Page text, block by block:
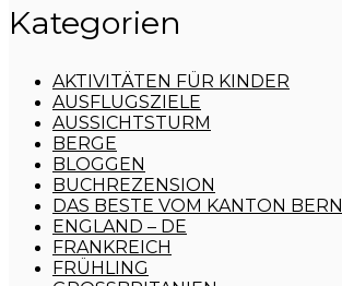
Kategorien
AKTIVITÄTEN FÜR KINDER
AUSFLUGSZIELE
AUSSICHTSTURM
BERGE
BLOGGEN
BUCHREZENSION
DAS BESTE VOM KANTON BERN
ENGLAND – DE
FRANKREICH
FRÜHLING